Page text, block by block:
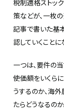
税制適格ストッ
策などが、一枚
記事で書いた基
認していくことに
一つは、要件の
使価額をいくら
うするのか、海
たらどうなるの